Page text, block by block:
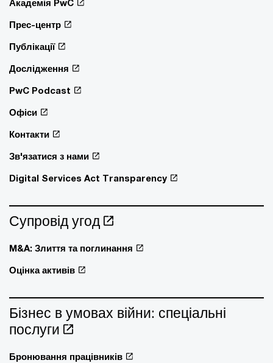
Академія PwC
Прес-центр
Публікації
Дослідження
PwC Podcast
Офіси
Контакти
Зв'язатися з нами
Digital Services Act Transparency
Супровід угод
M&A: Злиття та поглинання
Оцінка активів
Бізнес в умовах війни: спеціальні
послуги
Бронювання працівників